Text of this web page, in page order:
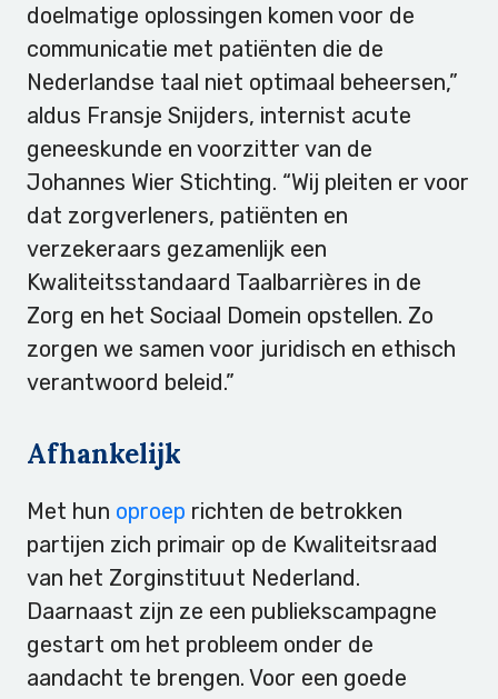
doelmatige oplossingen komen voor de
communicatie met patiënten die de
Nederlandse taal niet optimaal beheersen,”
aldus Fransje Snijders, internist acute
geneeskunde en voorzitter van de
Johannes Wier Stichting. “Wij pleiten er voor
dat zorgverleners, patiënten en
verzekeraars gezamenlijk een
Kwaliteitsstandaard Taalbarrières in de
Zorg en het Sociaal Domein opstellen. Zo
zorgen we samen voor juridisch en ethisch
verantwoord beleid.”
Afhankelijk
Met hun oproep richten de betrokken
partijen zich primair op de Kwaliteitsraad
van het Zorginstituut Nederland.
Daarnaast zijn ze een publiekscampagne
gestart om het probleem onder de
aandacht te brengen. Voor een goede